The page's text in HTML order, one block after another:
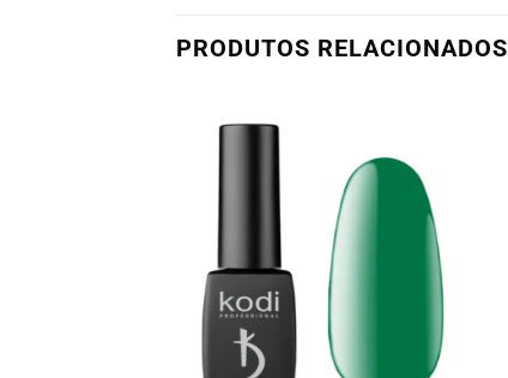
PRODUTOS RELACIONADOS